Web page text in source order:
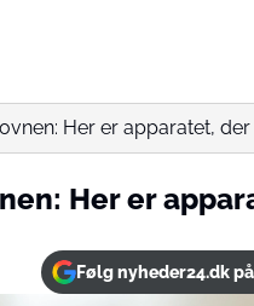
Her er apparatet, der
Her er
Følg nyheder24.dk